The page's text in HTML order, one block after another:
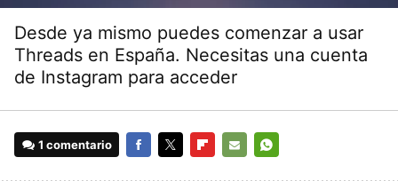
Desde ya mismo puedes comenzar a usar
Threads en España. Necesitas una cuenta
de Instagram para acceder
1 comentario